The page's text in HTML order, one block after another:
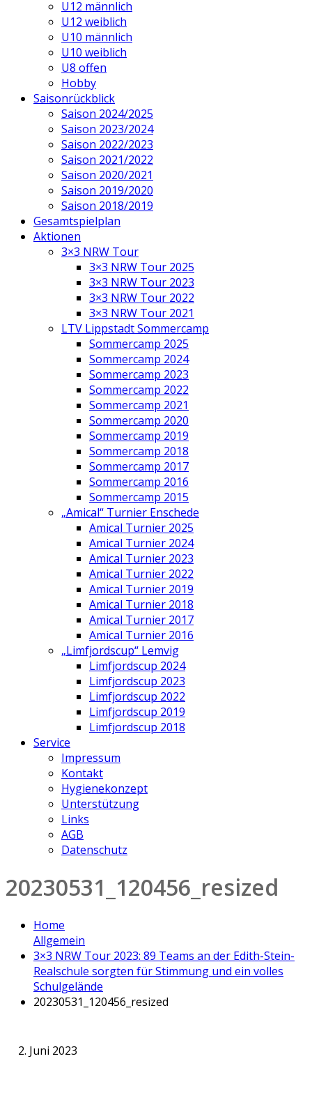
U12 männlich
U12 weiblich
U10 männlich
U10 weiblich
U8 offen
Hobby
Saisonrückblick
Saison 2024/2025
Saison 2023/2024
Saison 2022/2023
Saison 2021/2022
Saison 2020/2021
Saison 2019/2020
Saison 2018/2019
Gesamtspielplan
Aktionen
3×3 NRW Tour
3×3 NRW Tour 2025
3×3 NRW Tour 2023
3×3 NRW Tour 2022
3×3 NRW Tour 2021
LTV Lippstadt Sommercamp
Sommercamp 2025
Sommercamp 2024
Sommercamp 2023
Sommercamp 2022
Sommercamp 2021
Sommercamp 2020
Sommercamp 2019
Sommercamp 2018
Sommercamp 2017
Sommercamp 2016
Sommercamp 2015
„Amical“ Turnier Enschede
Amical Turnier 2025
Amical Turnier 2024
Amical Turnier 2023
Amical Turnier 2022
Amical Turnier 2019
Amical Turnier 2018
Amical Turnier 2017
Amical Turnier 2016
„Limfjordscup“ Lemvig
Limfjordscup 2024
Limfjordscup 2023
Limfjordscup 2022
Limfjordscup 2019
Limfjordscup 2018
Service
Impressum
Kontakt
Hygienekonzept
Unterstützung
Links
AGB
Datenschutz
20230531_120456_resized
Home
Allgemein
3×3 NRW Tour 2023: 89 Teams an der Edith-Stein-
Realschule sorgten für Stimmung und ein volles
Schulgelände
20230531_120456_resized
2. Juni 2023